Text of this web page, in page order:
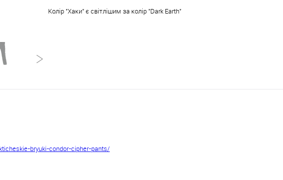
Колір "Хаки" є світлішим за колір "Dark Earth"
bryuki-condor-cipher-pants/